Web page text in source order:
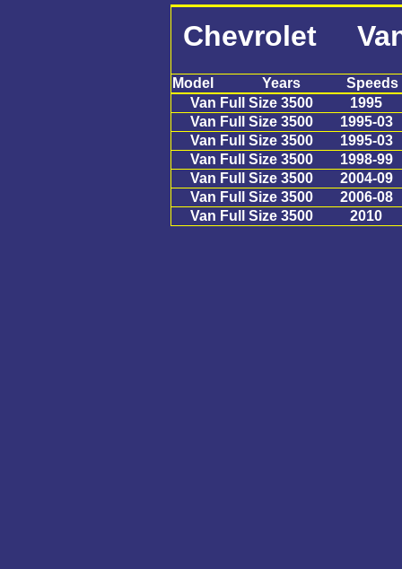
Chevrolet Van
Model Years
Speeds
Van Full Size 3500
1995
Van Full Size 3500
1995-03
Van Full Size 3500
1995-03
Van Full Size 3500
1998-99
Van Full Size 3500
2004-09
Van Full Size 3500
2006-08
Van Full Size 3500
2010